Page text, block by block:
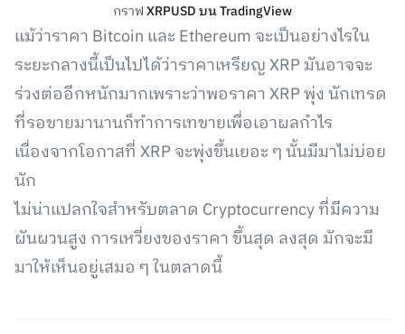
กราฟXRPUSD บน TradingView
แม้ว่าราคา Bitcoin และ Ethereum จะเป็นอย่างไรใน
ระยะกลางนี้เป็นไปได้ว่าราคาเหรียญ XRP มันอาจจะ
ร่วงต่ออีกหนักมากเพราะว่าพอราคา XRP พุ่ง นักเทรด
ที่รอขายมานานก็ทำการเทขายเพื่อเอาผลกำไร
เนื่องจากโอกาสที่ XRP จะพุ่งขึ้นเยอะ ๆ นั้นมีมาไม่บ่อย
นัก
ไม่น่าแปลกใจสำหรับตลาด Cryptocurrency ที่มีความ
ผันผวนสูง การเหวี่ยงของราคา ขึ้นสุด ลงสุด มักจะมี
มาให้เห็นอยู่เสมอ ๆ ในตลาดนี้